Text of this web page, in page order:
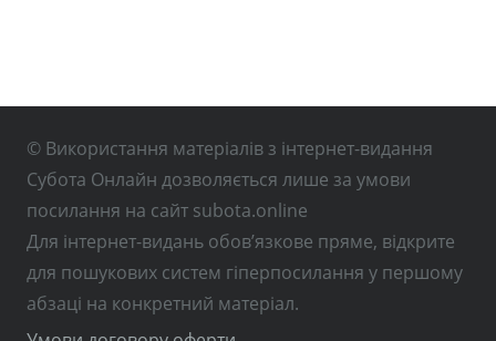
© Використання матеріалів з інтернет-видання
Субота Онлайн дозволяється лише за умови
посилання на сайт subota.online
Для інтернет-видань обов’язкове пряме, відкрите
для пошукових систем гіперпосилання у першому
абзаці на конкретний матеріал.